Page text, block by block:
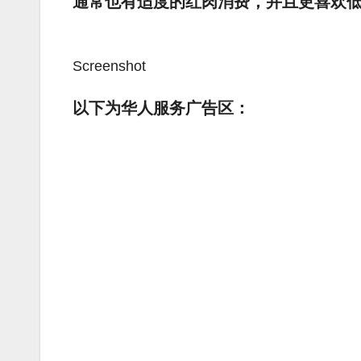
Screenshot
以下为华人服务广告区：